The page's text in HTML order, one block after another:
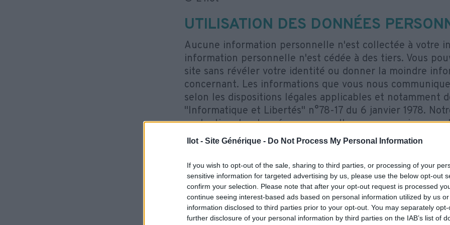
Ilot - Site Générique - Do Not Process My Personal Information
If you wish to opt-out of the sale, sharing to third parties, or processing of your
sensitive information for targeted advertising by us, please use the below opt-out
confirm your selection. Please note that after your opt-out request is processed
continue seeing interest-based ads based on personal information utilized by us
information disclosed to third parties prior to your opt-out. You may separately
further disclosure of your personal information by third parties on the IAB’s list of
UTILISATION DES DONNÉES
Aucune information personnelle n'est collectée à votre
information personnelle n'est cédée à des tiers. Vous
site sans révéler votre identité ou donner la moindre
concernant. Les informations que vous nous
selon les dispositions légales applicables et notamment
"Informatique et Libertés" n°78-17 du 6 janvier 1978.
protection des données personnelles vous renseigne en
finalités de notre collecte des données et des
Si vous souhaitez vous désinscrire de la publicité ciblée
d’intérêt, veuillez visiter l’un des sites Web suivants :
Alliance (https://youradchoices.com/), Network
(https://optout.networkadvertising.org/?c=1), ou